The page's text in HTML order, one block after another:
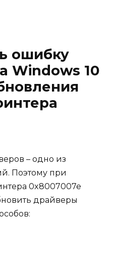
ошибку
Windows 10
– одно из
Поэтому при
0x8007007e
драйверы